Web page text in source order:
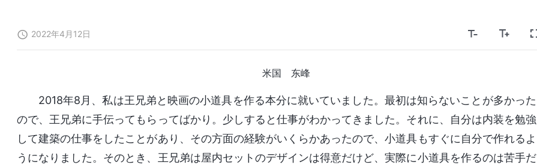
2022年4月12日
米国 东峰
2018年8月、私は王兄弟と映画の小道具を作る本分に就いていました。最初は知らないことが多かった
ので、王兄弟に手伝ってもらってばかり。少しすると仕事がわかってきました。それに、自分は内装を勉強
して建築の仕事をしたことがあり、その方面の経験がいくらかあったので、小道具もすぐに自分で作れるよ
うになりました。そのとき、王兄弟は屋内セットのデザインは得意だけど、実際に小道具を作るのは苦手だ